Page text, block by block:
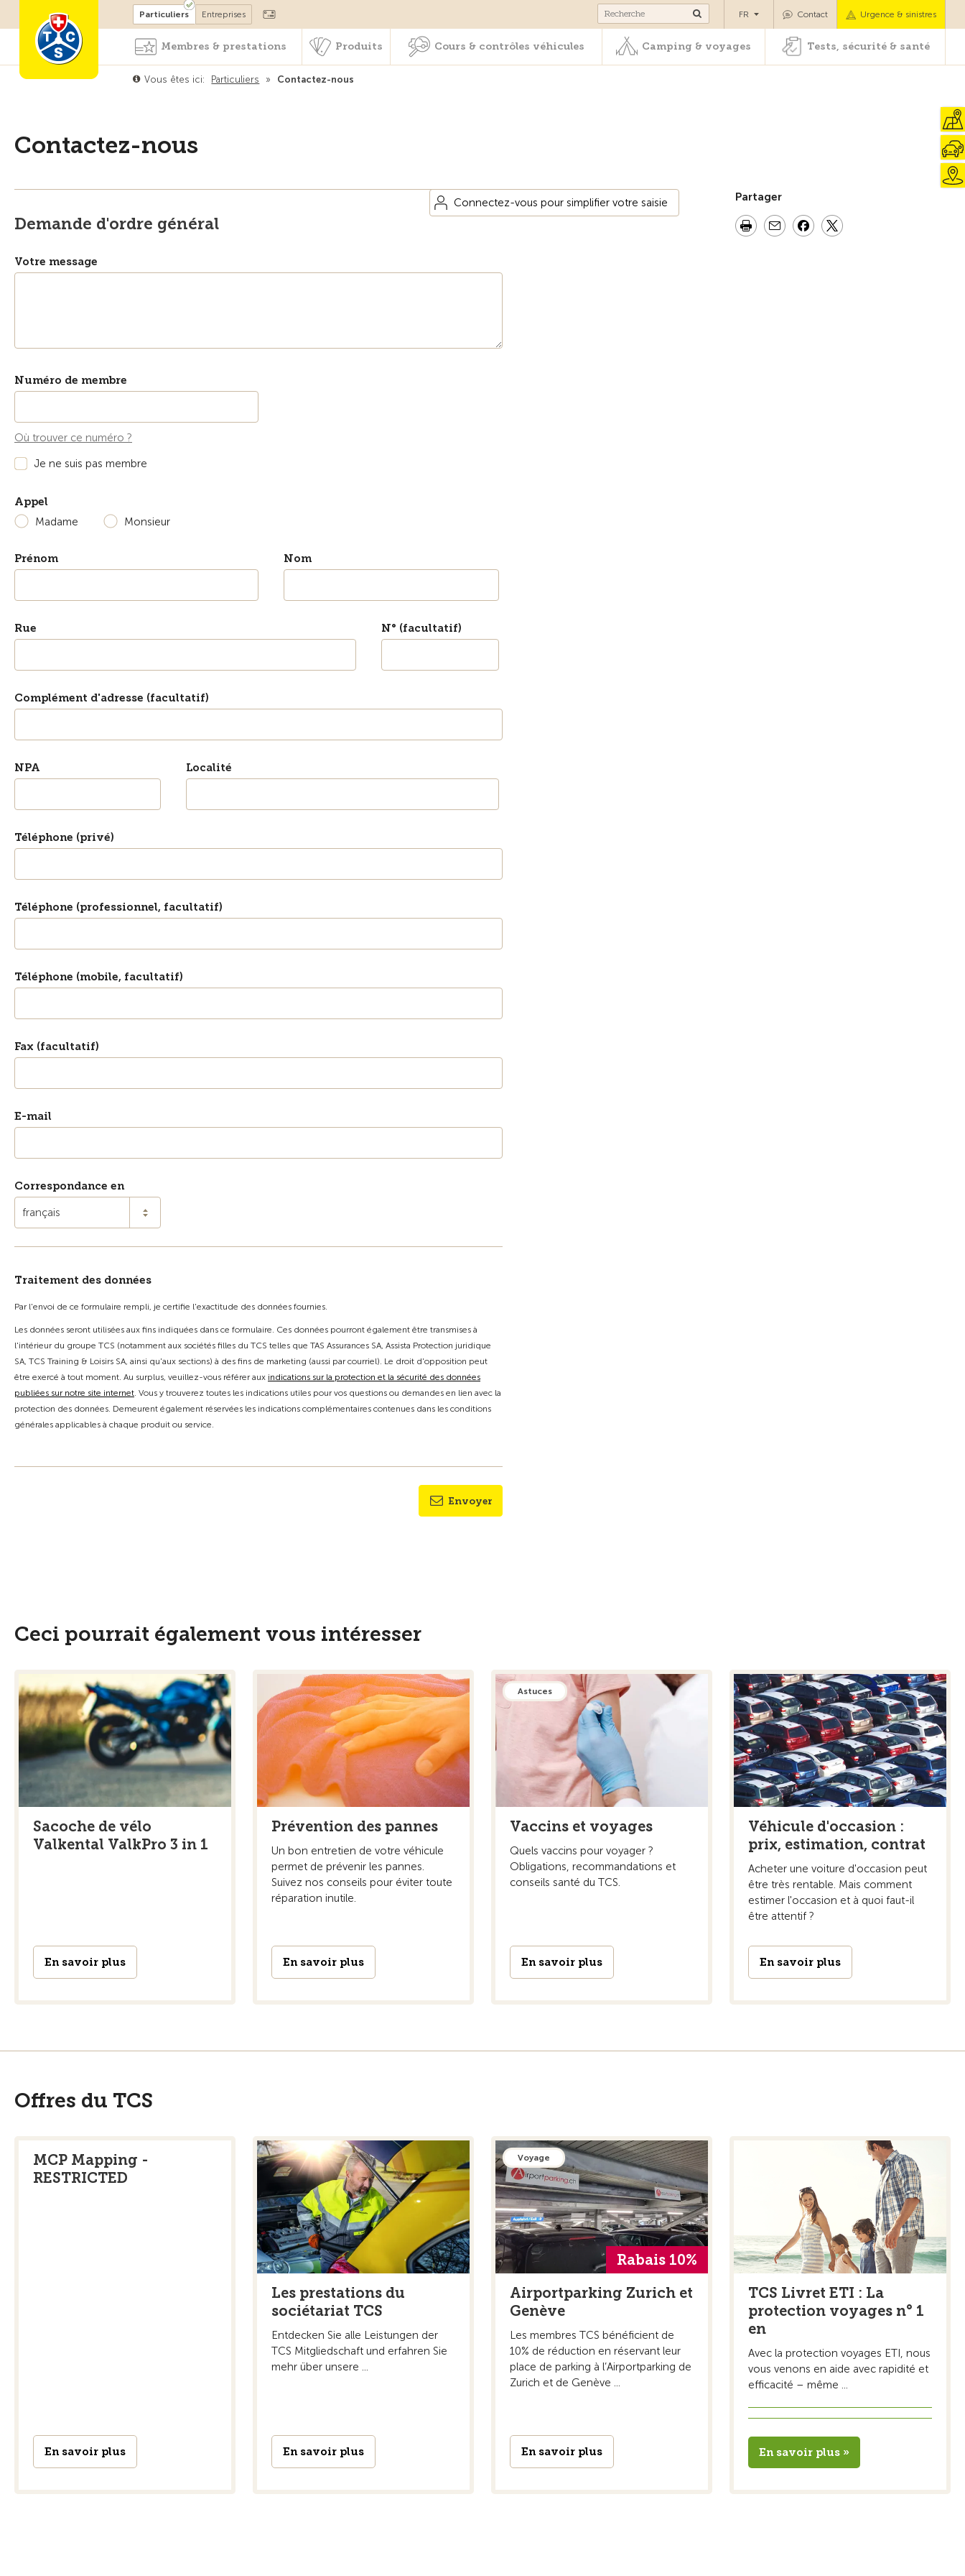
Devenir membre Cours & contrôles véhicules Camping & voyages Tests, sécurité & santé
Particuliers Entreprises Contact Urgence & sinistres
FR
Membres & prestations Produits Cours & contrôles véhicules Camping & voyages Tests, sécurité & santé
Vous êtes ici: Particuliers » Contactez-nous
Contactez-nous
Connectez-vous pour simplifier votre saisie
Demande d'ordre général
Votre message
Numéro de membre
Où trouver ce numéro ?
Je ne suis pas membre
Appel
Madame
Monsieur
Prénom Nom
Rue N° (facultatif)
Complément d'adresse (facultatif)
NPA Localité
Téléphone (privé)
Téléphone (professionnel, facultatif)
Téléphone (mobile, facultatif)
Fax (facultatif)
E-mail
Correspondance en
français
Traitement des données
Par l'envoi de ce formulaire rempli, je certifie l'exactitude des données fournies.
Les données seront utilisées aux fins indiquées dans ce formulaire. Ces données pourront également être transmises à
l'intérieur du groupe TCS (notamment aux sociétés filles du TCS telles que TAS Assurances SA, Assista Protection juridique
SA, TCS Training & Loisirs SA, ainsi qu'aux sections) à des fins de marketing (aussi par courriel). Le droit d'opposition peut
être exercé à tout moment. Au surplus, veuillez-vous référer aux indications sur la protection et la sécurité des données
publiées sur notre site internet. Vous y trouverez toutes les indications utiles pour vos questions ou demandes en lien avec la
protection des données. Demeurent également réservées les indications complémentaires contenues dans les conditions
générales applicables à chaque produit ou service.
Envoyer
Partager
Ceci pourrait également vous intéresser
Sacoche de vélo
Valkental ValkPro 3 in 1
En savoir plus
Prévention des pannes
Un bon entretien de votre véhicule
permet de prévenir les pannes.
Suivez nos conseils pour éviter toute
réparation inutile.
En savoir plus
Astuces
Vaccins et voyages
Quels vaccins pour voyager ?
Obligations, recommandations et
conseils santé du TCS.
En savoir plus
Véhicule d'occasion :
prix, estimation, contrat
Acheter une voiture d'occasion peut
être très rentable. Mais comment
estimer l'occasion et à quoi faut-il
être attentif ?
En savoir plus
Offres du TCS
MCP Mapping -
RESTRICTED
En savoir plus
Les prestations du
sociétariat TCS
Entdecken Sie alle Leistungen der
TCS Mitgliedschaft und erfahren Sie
mehr über unsere ...
En savoir plus
Voyage
Rabais 10%
Airportparking Zurich et
Genève
Les membres TCS bénéficient de
10% de réduction en réservant leur
place de parking à l’Airportparking de
Zurich et de Genève ...
En savoir plus
TCS Livret ETI : La
protection voyages n° 1
en
Avec la protection voyages ETI, nous
vous venons en aide avec rapidité et
efficacité – même ...
En savoir plus »